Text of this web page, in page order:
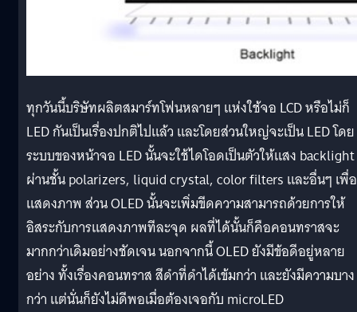
ทุกวันนี้บริษัทผลิตสมาร์ทโฟนหลายๆ แห่งใช้จอ LCD หรือไม่ก็
LED กันเป็นเรื่องปกติไปแล้ว และโดยส่วนใหญ่จะเป็น LED โดย
ระบบของหน้าจอ LED นั้นจะใช้ไดโอดเป็นตัวให้แสง backlight
ผ่านชั้น polarizers, liquid crystal, color filters และอื่นๆ เพื่อ
แสดงภาพ ส่วน OLED นั้นจะเพิ่มขีดความสามารถด้วยการให้
อิสระกับการแสดงภาพทีละจุด ผลที่ได้นั้นก็คือคอนทราสจะ
มากกว่าเดิมอย่างชัดเจน นอกจากนี้ OLED ยังมีข้อดีอยู่หลาย
อย่าง ทั้งเรื่องคอนทราส สีดำที่ดำได้เข้มกว่า และยังมีความบาง
กว่า แต่นั่นก็ยังไม่ดีพอเมื่อต้องเจอกับ microLED